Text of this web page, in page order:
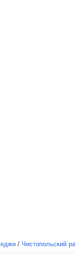
/ Чистопольский